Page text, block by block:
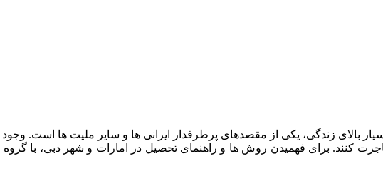
بالای زندگی، یکی از مقصدهای پرطرفدار ایرانی ها و سایر ملیت ها است.
کنند. برای فهمیدن روش ها و راهنمای تحصیل در امارات و شهر دبی، با گروه